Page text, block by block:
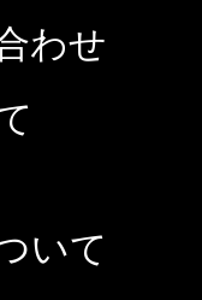
わせ
いて